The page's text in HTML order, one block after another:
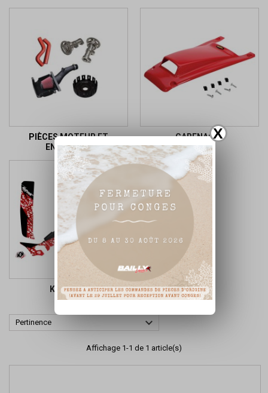
X
PIÈCES MOTEUR ET
ENTRETIEN
CARENAGES
KIT DECO
Pertinence 
Affichage 1-1 de 1 article(s)